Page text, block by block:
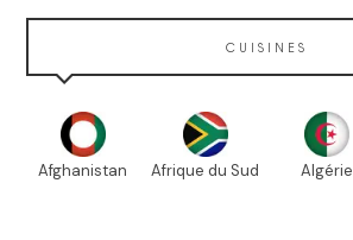
CUISINES
Afghanistan Afrique du Sud Algérie